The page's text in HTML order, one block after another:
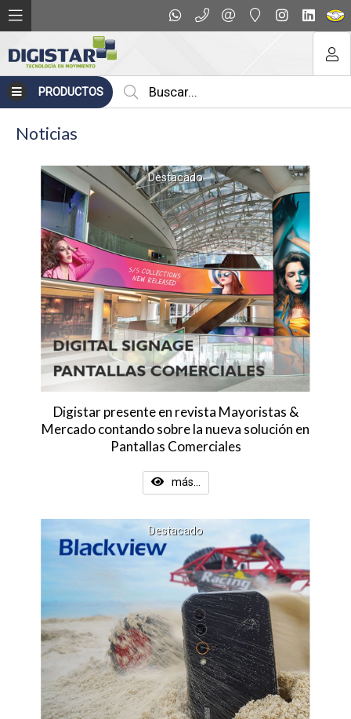
PRODUCTOS
Noticias
Destacado
Digistar presente en revista Mayoristas &
Mercado contando sobre la nueva solución en
Pantallas Comerciales
más...
Destacado